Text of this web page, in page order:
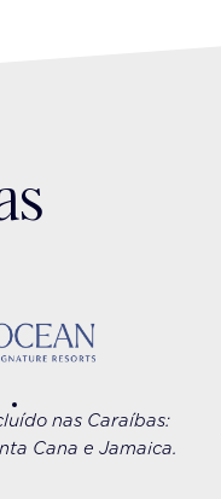
nas Caraíbas:
Cana e Jamaica.